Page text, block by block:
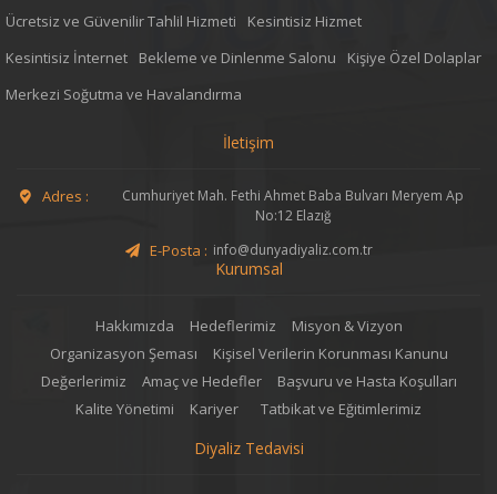
Ücretsiz ve Güvenilir Tahlil Hizmeti
Kesintisiz Hizmet
Kesintisiz İnternet
Bekleme ve Dinlenme Salonu
Kişiye Özel Dolaplar
Merkezi Soğutma ve Havalandırma
İletişim
Adres :
Cumhuriyet Mah. Fethi Ahmet Baba Bulvarı Meryem Ap
No:12 Elazığ
E-Posta : info@dunyadiyaliz.com.tr
Kurumsal
Hakkımızda Hedeflerimiz
Misyon & Vizyon
Organizasyon Şeması
Kişisel Verilerin Korunması Kanunu
Değerlerimiz
Amaç ve Hedefler
Başvuru ve Hasta Koşulları
Kalite Yönetimi
Kariyer Tatbikat ve Eğitimlerimiz
Diyaliz Tedavisi